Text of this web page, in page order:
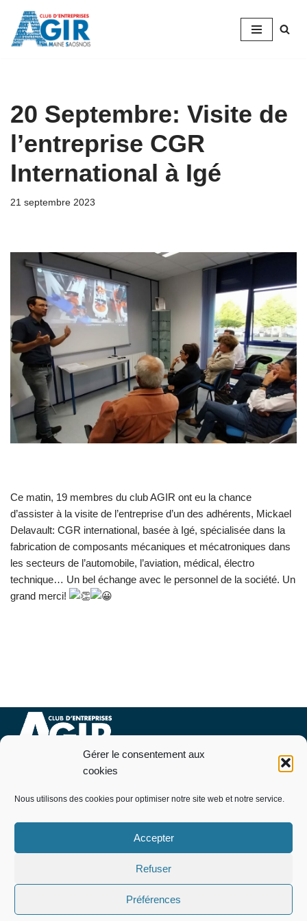
Gérer le consentement aux
cookies
Nous utilisons des cookies pour optimiser notre site web et notre service.
Accepter
Refuser
Préférences
Aller
20 Septembre: Visite de
l’entreprise CGR
International à Igé
21 septembre 2023
Ce matin, 19 membres du club AGIR ont eu la chance
d’assister à la visite de l’entreprise d’un des adhérents, Mickael
Delavault: CGR international, basée à Igé, spécialisée dans la
fabrication de composants mécaniques et mécatroniques dans
les secteurs de l’automobile, l’aviation, médical, électro
technique… Un bel échange avec le personnel de la société. Un
grand merci!
Télécharger le bulletin d’adhésion
Mentions légales
Publiez votre CV